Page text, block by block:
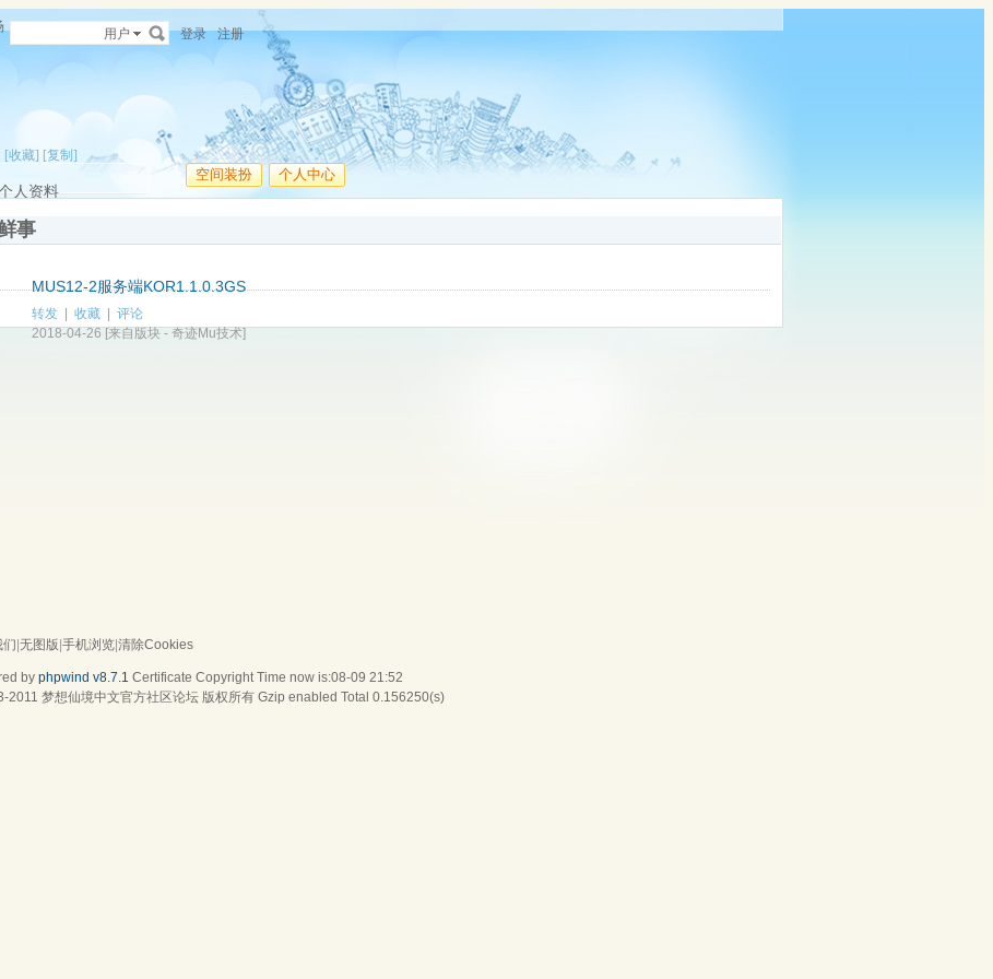
用户 登录 注册
[收藏] [复制]
空间装扮 个人中心
人资料
事
MUS12-2服务端KOR1.1.0.3GS
转发 | 收藏 | 评论
2018-04-26[来自版块 -奇迹Mu技术]
们 无图版 手机浏览 清除Cookies
by phpwind v8.7.1 Certificate Copyright Time now is:08-09 21:52
2011 梦想仙境中文官方社区论坛 版权所有 Gzip enabled Total 0.156250(s)